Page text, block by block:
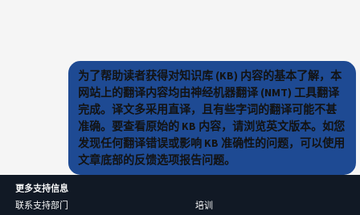
为了帮助读者获得对知识库 (KB) 内容的基本了解，本
网站上的翻译内容均由神经机器翻译 (NMT) 工具翻译
完成。译文多采用直译，且有些字词的翻译可能不甚
准确。要查看原始的 KB 内容，请浏览英文版本。如您
发现任何翻译错误或影响 KB 准确性的问题，可以使用
文章底部的反馈选项报告问题。
更多支持信息
联系支持部门
培训